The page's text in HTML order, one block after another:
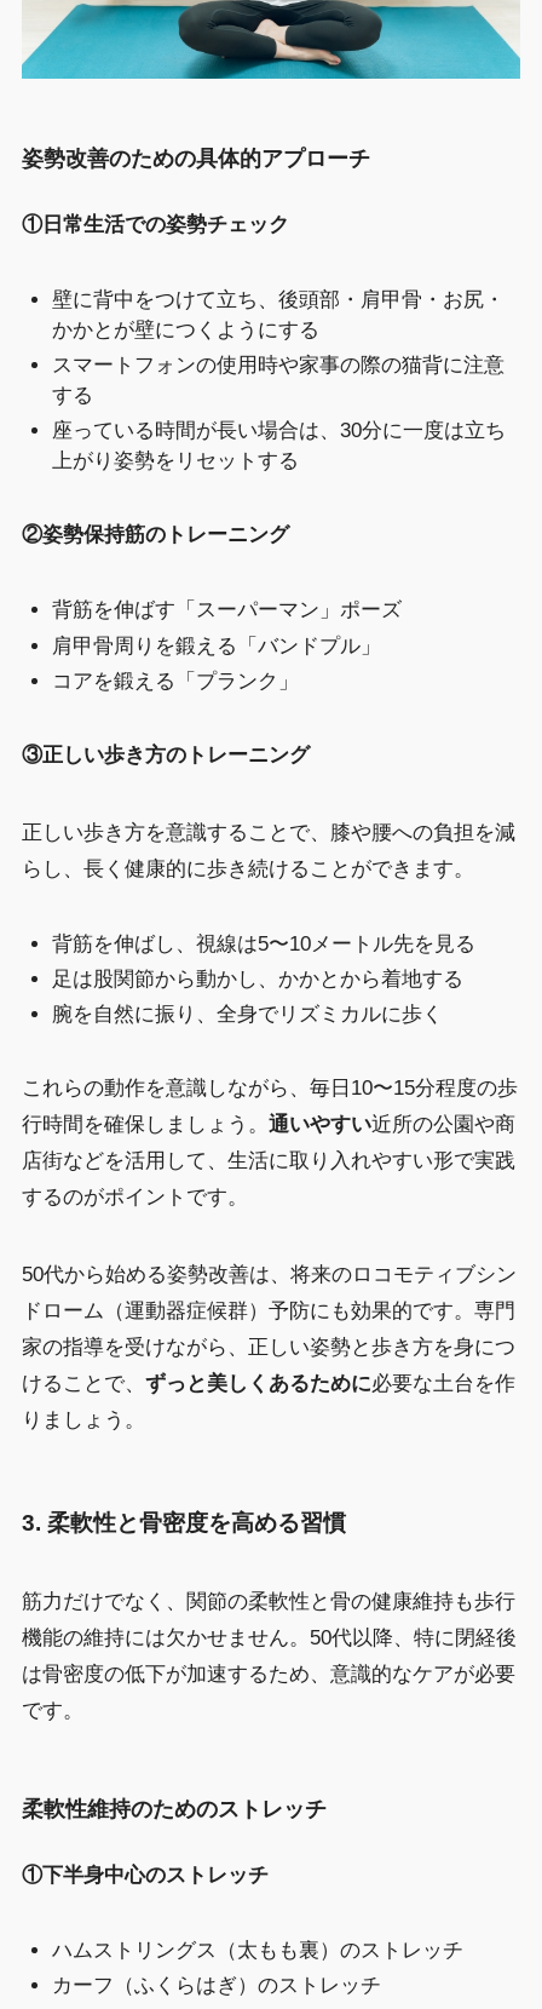
姿勢改善のための具体的アプローチ
①日常生活での姿勢チェック
壁に背中をつけて立ち、後頭部・肩甲骨・お尻・
かかとが壁につくようにする
スマートフォンの使用時や家事の際の猫背に注意
する
座っている時間が長い場合は、30分に一度は立ち
上がり姿勢をリセットする
②姿勢保持筋のトレーニング
背筋を伸ばす「スーパーマン」ポーズ
肩甲骨周りを鍛える「バンドプル」
コアを鍛える「プランク」
③正しい歩き方のトレーニング
正しい歩き方を意識することで、膝や腰への負担を減
らし、長く健康的に歩き続けることができます。
背筋を伸ばし、視線は5〜10メートル先を見る
足は股関節から動かし、かかとから着地する
腕を自然に振り、全身でリズミカルに歩く
これらの動作を意識しながら、毎日10〜15分程度の歩
行時間を確保しましょう。 通いやすい近所の公園や商
店街などを活用して、生活に取り入れやすい形で実践
するのがポイントです。
50代から始める姿勢改善は、将来のロコモティブシン
ドローム（運動器症候群）予防にも効果的です。専門
家の指導を受けながら、正しい姿勢と歩き方を身につ
けることで、 ずっと美しくあるために必要な土台を作
りましょう。
3. 柔軟性と骨密度を高める習慣
筋力だけでなく、関節の柔軟性と骨の健康維持も歩行
機能の維持には欠かせません。50代以降、特に閉経後
は骨密度の低下が加速するため、意識的なケアが必要
です。
柔軟性維持のためのストレッチ
①下半身中心のストレッチ
ハムストリングス（太もも裏）のストレッチ
カーフ（ふくらはぎ）のストレッチ